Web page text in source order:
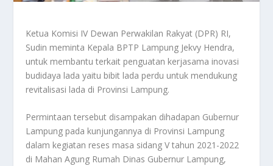
Ketua Komisi IV Dewan Perwakilan Rakyat (DPR) RI,
Sudin meminta Kepala BPTP Lampung Jekvy Hendra,
untuk membantu terkait penguatan kerjasama inovasi
budidaya lada yaitu bibit lada perdu untuk mendukung
revitalisasi lada di Provinsi Lampung.
Permintaan tersebut disampakan dihadapan Gubernur
Lampung pada kunjungannya di Provinsi Lampung
dalam kegiatan reses masa sidang V tahun 2021-2022
di Mahan Agung Rumah Dinas Gubernur Lampung,